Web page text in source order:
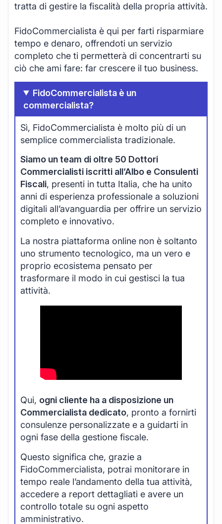
tratta di gestire la fiscalità della propria attività.
FidoCommercialista è qui per farti risparmiare
tempo e denaro, offrendoti un servizio
completo che ti permetterà di concentrarti su
ciò che ami fare: far crescere il tuo business.
FidoCommercialista è un
commercialista?
Sì, FidoCommercialista è molto più di un
semplice commercialista tradizionale.
Siamo un team di oltre 50 Dottori
Commercialisti iscritti all’Albo e Consulenti
Fiscali, presenti in tutta Italia, che ha unito
anni di esperienza professionale a soluzioni
digitali all’avanguardia per offrire un servizio
completo e innovativo.
La nostra piattaforma online non è soltanto
uno strumento tecnologico, ma un vero e
proprio ecosistema pensato per
trasformare il modo in cui gestisci la tua
attività.
Qui, ogni cliente ha a disposizione un
Commercialista dedicato, pronto a fornirti
consulenze personalizzate e a guidarti in
ogni fase della gestione fiscale.
Questo significa che, grazie a
FidoCommercialista, potrai monitorare in
tempo reale l’andamento della tua attività,
accedere a report dettagliati e avere un
controllo totale su ogni aspetto
amministrativo.